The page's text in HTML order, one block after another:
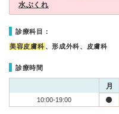
水ぶくれ
診療科目：
美容皮膚科 、形成外科、皮膚科
診療時間
月
10:00-19:00